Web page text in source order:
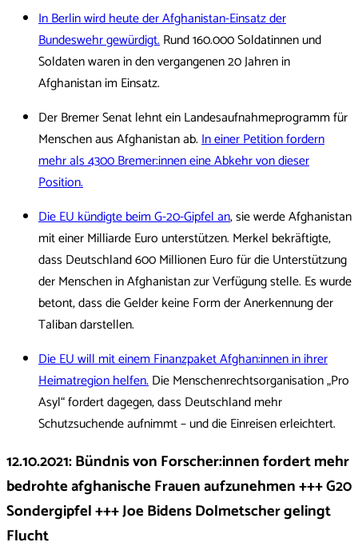
In Berlin wird heute der Afghanistan-Einsatz der
Bundeswehr gewürdigt.Rund 160.000 Soldatinnen und
Soldaten waren in den vergangenen 20 Jahren in
Afghanistan im Einsatz.
Der Bremer Senat lehnt ein Landesaufnahmeprogramm für
Menschen aus Afghanistan ab.In einer Petition fordern
mehr als 4300 Bremer:innen eine Abkehr von dieser
Position.
Die EU kündigte beim G-20-Gipfel an, sie werde Afghanistan
mit einer Milliarde Euro unterstützen. Merkel bekräftigte,
dass Deutschland 600 Millionen Euro für die Unterstützung
der Menschen in Afghanistan zur Verfügung stelle. Es wurde
betont, dass die Gelder keine Form der Anerkennung der
Taliban darstellen.
Die EU will mit einem Finanzpaket Afghan:innen in ihrer
Heimatregion helfen.Die Menschenrechtsorganisation „Pro
Asyl“ fordert dagegen, dass Deutschland mehr
Schutzsuchende aufnimmt – und die Einreisen erleichtert.
12.10.2021:Bündnis von Forscher:innen fordert mehr
bedrohte afghanische Frauen aufzunehmen +++ G20
Sondergipfel +++ Joe Bidens Dolmetscher gelingt
Flucht